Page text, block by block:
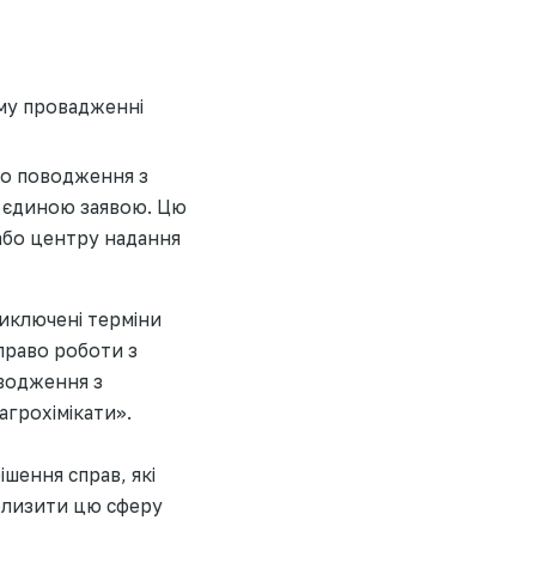
провадженні
поводження з
єдиною заявою. Цю
центру надання
терміни
роботи з
з
справ, які
цю сферу